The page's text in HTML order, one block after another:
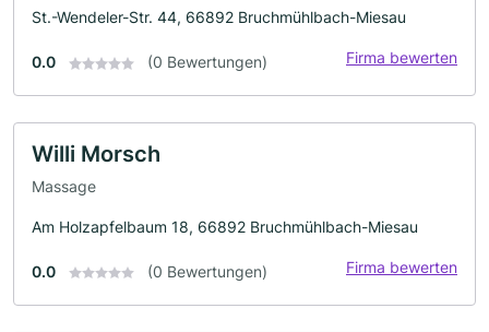
St.-Wendeler-Str. 44, 66892 Bruchmühlbach-Miesau
0.0 (0 Bewertungen) Firma bewerten
Willi Morsch
Massage
Am Holzapfelbaum 18, 66892 Bruchmühlbach-Miesau
0.0 (0 Bewertungen) Firma bewerten